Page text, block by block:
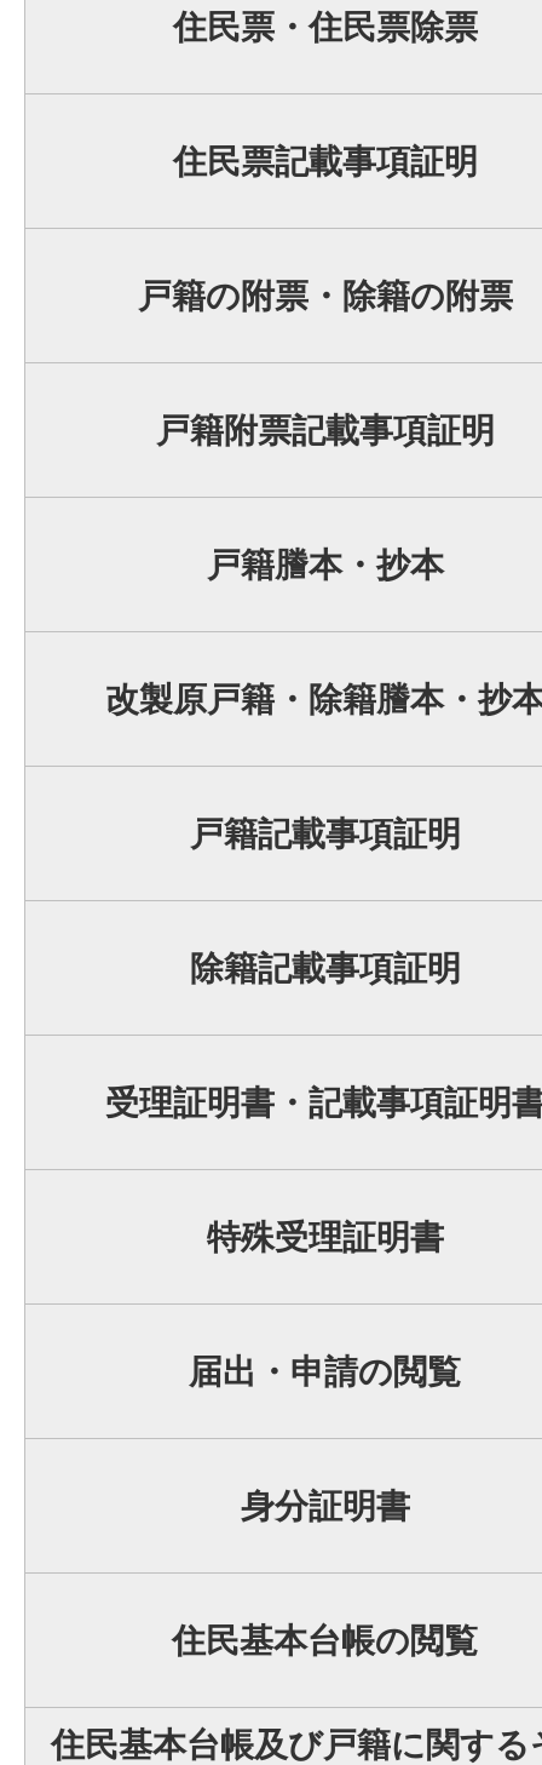
住民票・住民票除票
住民票記載事項証明
戸籍の附票・除籍の附票
戸籍附票記載事項証明
戸籍謄本・抄本
改製原戸籍・除籍謄本・抄
戸籍記載事項証明
除籍記載事項証明
受理証明書・記載事項証明
特殊受理証明書
届出・申請の閲覧
身分証明書
住民基本台帳の閲覧
住民基本台帳及び戸籍に関する